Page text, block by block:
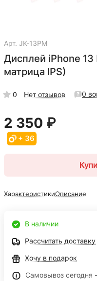
Арт. JK-13PM
Дисплей iPhone 13
матрица IPS)
0 Нет отзывов 0
2 350 ₽
+ 36
ХарактеристикиОписание
В наличии
Рассчитать доставку
Хочу в подарок
Самовывоз сегодня